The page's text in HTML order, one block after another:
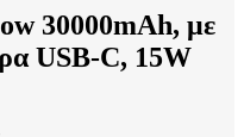
30000mAh, με
USB-C, 15W